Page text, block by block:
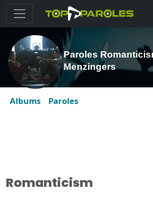
Paroles
Menzingers
Albums Paroles
Romanticism